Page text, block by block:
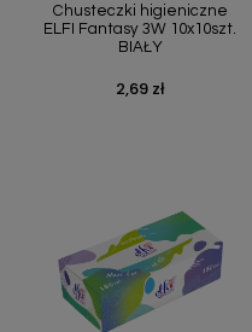
Chusteczki higieniczne
ELFI Fantasy 3W 10x10szt.
BIAŁY
Cena
2,69 zł